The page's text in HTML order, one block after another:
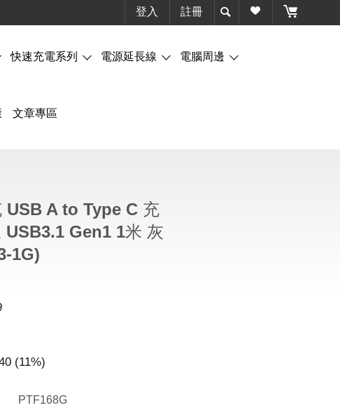
登入 註冊
快速充電系列 電源延長線 電腦周邊
文章專區
USB A to Type C 充
USB3.1 Gen1 1米 灰
1G)
(11%)
PTF168G